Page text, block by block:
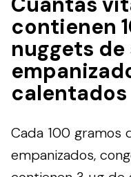
contienen
nuggets de
calentados
Cada 100 gramos
empanizados,